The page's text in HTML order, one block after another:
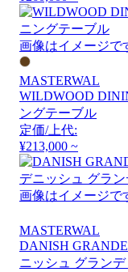
画像はイメージで
MASTERWAL
WILDWOOD
ングテーブル
定価/上代:
¥213,000 ~
画像はイメージで
MASTERWAL
DANISH GRANDE
ニッシュ グラン